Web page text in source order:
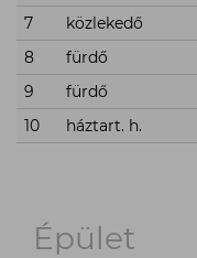
7 közlekedő
8 fürdő
9 fürdő
10 háztart. h.
Épület